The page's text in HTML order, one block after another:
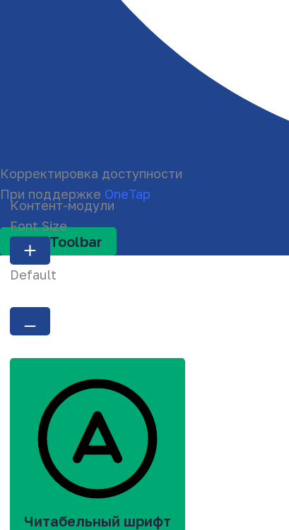
Корректировка доступности
При поддержке OneTap
Hide Toolbar
Контент-модули
Font Size
Default
Читабельный шрифт